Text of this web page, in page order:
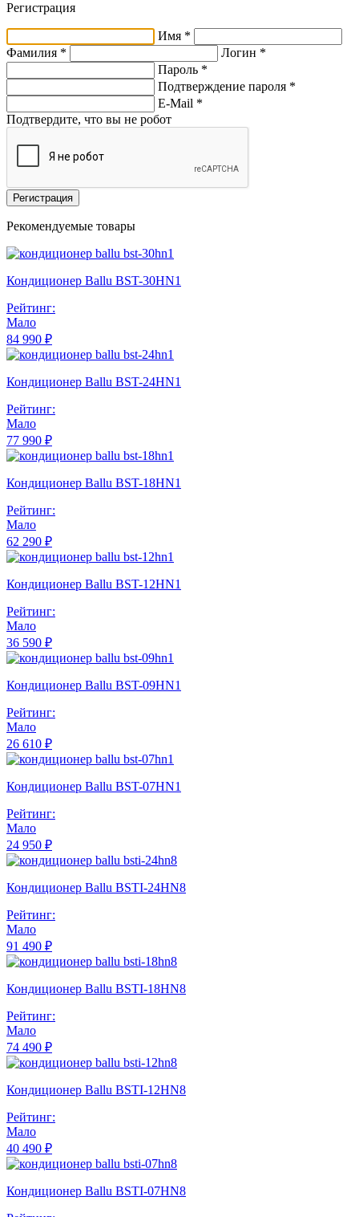
Регистрация
Имя *
Фамилия *
Логин *
Пароль *
Подтверждение пароля *
E-Mail *
Подтвердите, что вы не робот
Регистрация
Рекомендуемые товары
Кондиционер Ballu BST-30HN1
Рейтинг:
Мало
84 990 ₽
Кондиционер Ballu BST-24HN1
Рейтинг:
Мало
77 990 ₽
Кондиционер Ballu BST-18HN1
Рейтинг:
Мало
62 290 ₽
Кондиционер Ballu BST-12HN1
Рейтинг:
Мало
36 590 ₽
Кондиционер Ballu BST-09HN1
Рейтинг:
Мало
26 610 ₽
Кондиционер Ballu BST-07HN1
Рейтинг:
Мало
24 950 ₽
Кондиционер Ballu BSTI-24HN8
Рейтинг:
Мало
91 490 ₽
Кондиционер Ballu BSTI-18HN8
Рейтинг:
Мало
74 490 ₽
Кондиционер Ballu BSTI-12HN8
Рейтинг:
Мало
40 490 ₽
Кондиционер Ballu BSTI-07HN8